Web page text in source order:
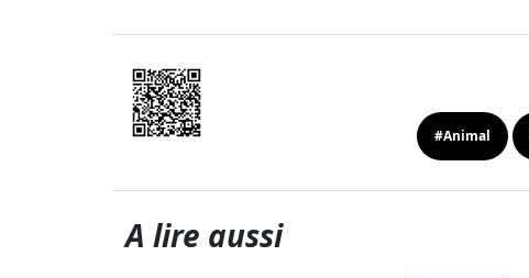
#Animal
A lire aussi